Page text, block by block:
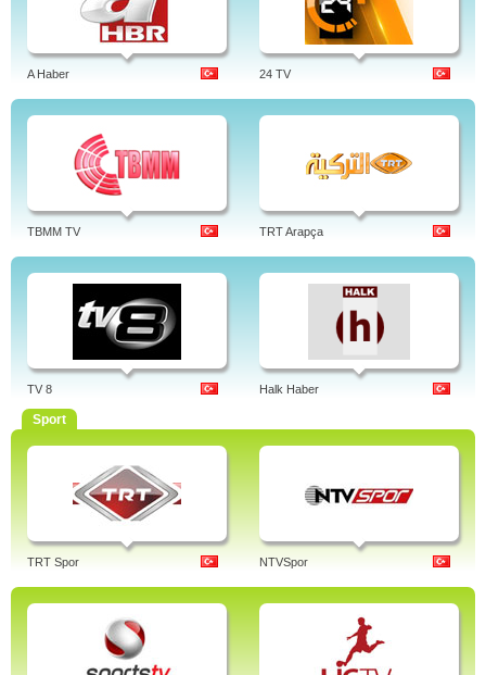
A Haber 24 TV
TBMM TV TRT Arapça
TV 8 Halk Haber
Sport
TRT Spor NTVSpor